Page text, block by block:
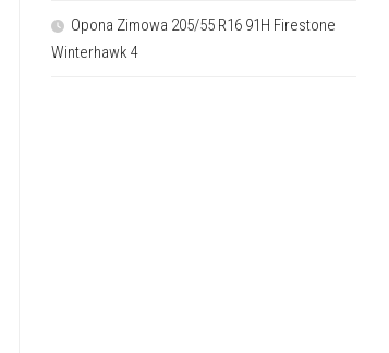
Opona Zimowa 205/55 R16 91H Firestone
Winterhawk 4